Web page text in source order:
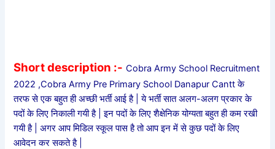
Short description :- Cobra Army School Recruitment
2022 ,Cobra Army Pre Primary School Danapur Cantt के
तरफ से एक बहुत ही अच्छी भर्ती आई है | ये भर्ती सात अलग-अलग प्रकार के
पदों के लिए निकाली गयी है | इन पदों के लिए शैक्षेनिक योग्यता बहुत ही कम रखी
गयी है | अगर आप मिडिल स्कूल पास है तो आप इन में से कुछ पदों के लिए
आवेदन कर सकते है |